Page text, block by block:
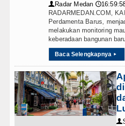
Gubernur
Rico
Akses
Dayang
Tim
Emma
👤 Radar Medan 🕔
RADARMEDAN.COM,
Perdamenta Barus,
melakukan monitoring
keberadaan bangunan
Baca Selengkapnya ▸
👤